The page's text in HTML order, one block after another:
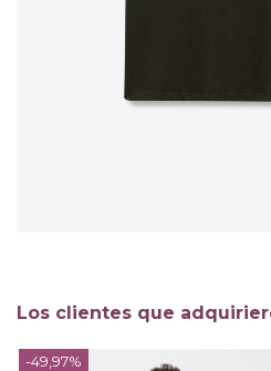
Los clientes que
-49,97%